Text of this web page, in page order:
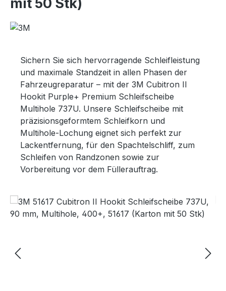
Sichern Sie sich hervorragende Schleifleistung
und maximale Standzeit in allen Phasen der
Fahrzeugreparatur – mit der 3M Cubitron II
Hookit Purple+ Premium Schleifscheibe
Multihole 737U. Unsere Schleifscheibe mit
präzisionsgeformtem Schleifkorn und
Multihole-Lochung eignet sich perfekt zur
Lackentfernung, für den Spachtelschliff, zum
Schleifen von Randzonen sowie zur
Vorbereitung vor dem Füllerauftrag.
Bildergalerie überspringen